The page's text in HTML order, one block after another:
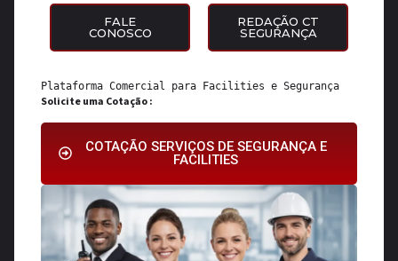
FALE
CONOSCO
REDAÇÃO CT
SEGURANÇA
Plataforma Comercial para Facilities e Segurança
Solicite uma Cotação :
COTAÇÃO SERVIÇOS DE SEGURANÇA E
FACILITIES